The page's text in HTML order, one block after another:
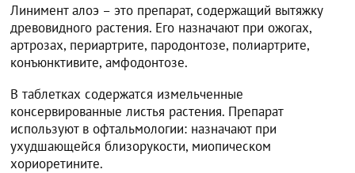
Линимент алоэ – это препарат, содержащий вытяжку
древовидного растения. Его назначают при ожогах,
артрозах, периартрите, пародонтозе, полиартрите,
конъюнктивите, амфодонтозе.
В таблетках содержатся измельченные
консервированные листья растения. Препарат
используют в офтальмологии: назначают при
ухудшающейся близорукости, миопическом
хориоретините.